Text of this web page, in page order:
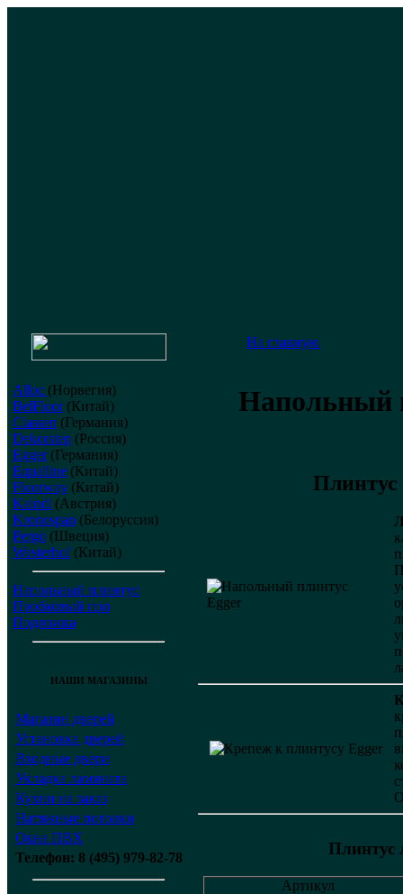
Alloc (Норвегия)
BelFloor(Китай)
Classen(Германия)
Dekorstep(Россия)
Egger(Германия)
Equalline(Китай)
Floorway(Китай)
Kaindl(Австрия)
Kronospan(Белоруссия)
Pergo(Швеция)
Westerhof(Китай)
Напольный плинтус
Пробковый пол
Подложка
НАШИ МАГАЗИНЫ
Магазин дверей
Установка дверей
Входные двери
Укладка ламината
Кухни на заказ
Натяжные потолки
Окна ПВХ
Телефон: 8 (495) 979-82-78
На главную
Напольный
Плинтус
Артикул